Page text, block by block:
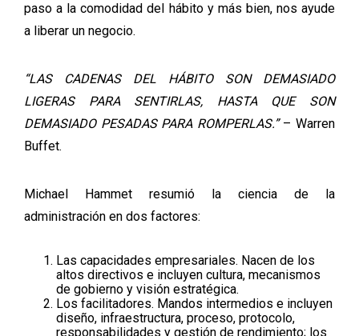
paso a la comodidad del hábito y más bien, nos ayude
a liberar un negocio.
“LAS CADENAS DEL HÁBITO SON DEMASIADO
LIGERAS PARA SENTIRLAS, HASTA QUE SON
DEMASIADO PESADAS PARA ROMPERLAS.”– Warren
Buffet.
Michael Hammet resumió la ciencia de la
administración en dos factores:
Las capacidades empresariales. Nacen de los
altos directivos e incluyen cultura, mecanismos
de gobierno y visión estratégica.
Los facilitadores. Mandos intermedios e incluyen
diseño, infraestructura, proceso, protocolo,
responsabilidades y gestión de rendimiento; los